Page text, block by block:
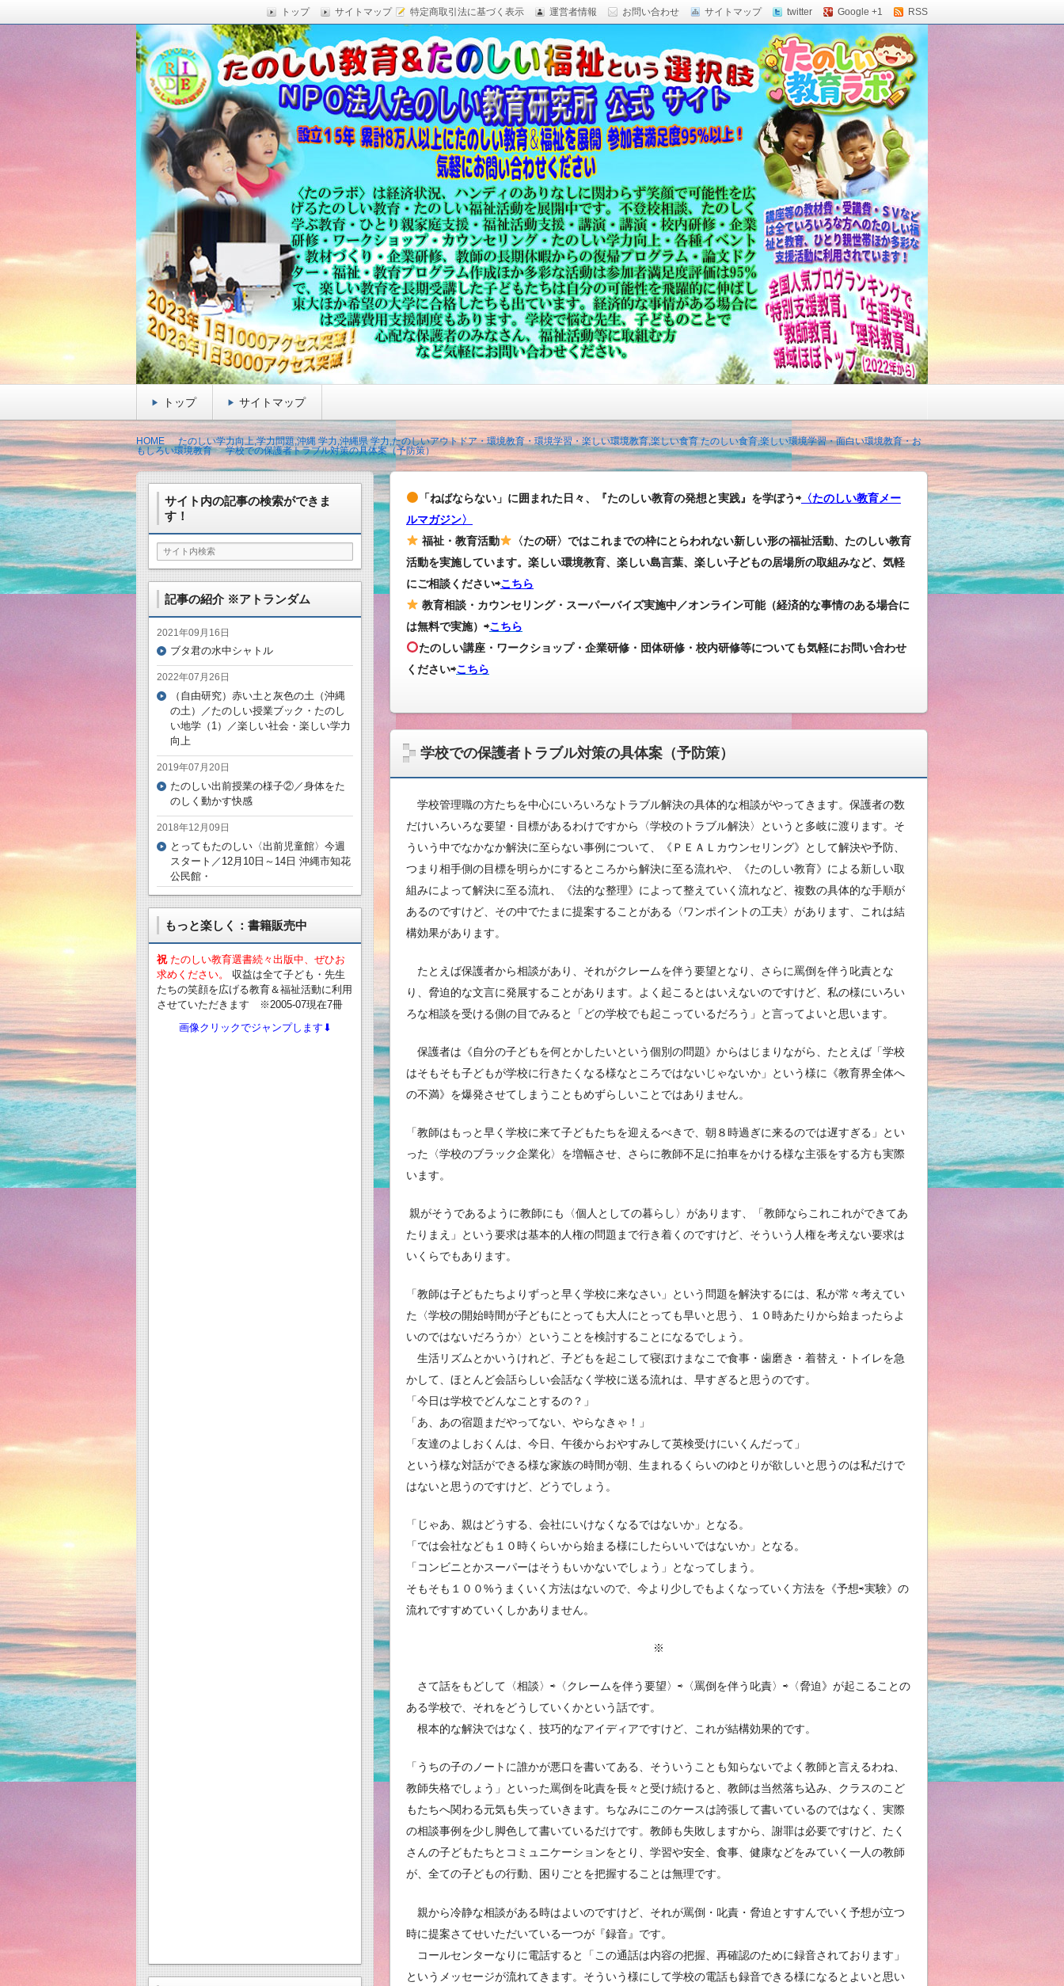
特定商取引法に基づく表示 運営者情報 お問い合わせ サイトマップ twitter Google +1 RSS
トップ サイトマップ
たのしい教育研究所（沖縄）公式サイト
楽しい授業,たのしい授業,楽しい自由研究,面白い自由研究,楽しい福祉活動,楽しい授業がした
い,RIDE,沖縄県 教育,たのしい授業,たのしい教育 日本一,Research Institute Delightful
Education,楽しい授業,教育技術,教育方法,内発的動機づけ,沖縄 学力問題,教材 ネタ,授業ネタ,学
力向上,教育技術,教育方法,沖縄 教育問題,enjoyable educationes,グッジョブ,カリスマ教師,沖縄
教員採用試験,沖縄 教育,たのしい教育,沖縄の学力,仮説実験授業,たのしい講演,楽しい講演,楽しい
科学,たのしい科学,たのしく学び 一生ものの「賢さ・学力」を,自由研究,いっきゅう先生,いっきゅ
う,いっきゅうハカセ,アドラー 心理学,面白い,沖縄 学力問題,授業名人,RIDE,PEALカウンセリン
グ,教員採用試験,名人,採用試験,合格,セミナー,研修,板倉聖宣,ＬＥＡＰカウンセリング,LEAP,学力
向上,沖縄の教育,たのしい学力,補習,読み語り,読み聞かせ,授業ネタ,授業アイディア,教育をたのし
さでクリエイトするプロフェッショなる集団,学ぶこと本来のたのしさと賢さを沖縄から世界へ,設
立四年で17000人以上に授業を実施,99％の高い評価,仮説実験授,楽しい学力向上,たのしい学力,自
由研究.しまくとぅば,島言葉,
トップ サイトマップ
HOME
たのしい学力向上,学力問題,沖縄 学力,沖縄県 学力,たのしいアウトドア・環境教育・環境学習・楽しい環境教育,楽しい食育 たのしい食育,楽しい環境学習・面白い環境教育・お
もしろい環境教育
学校での保護者トラブル対策の具体案（予防策）
「ねばならない」に囲まれた日々、『たのしい教育の発想と実践』を学ぼう⇨〈たのしい教育メー
ルマガジン〉
福祉・教育活動
〈たの研〉ではこれまでの枠にとらわれない新しい形の福祉活動、たのしい教育
活動を実施しています。楽しい環境教育、楽しい島言葉、楽しい子どもの居場所の取組みなど、気軽
にご相談ください⇨こちら
教育相談・カウンセリング・スーパーバイズ実施中／オンライン可能（経済的な事情のある場合に
は無料で実施）⇨こちら
たのしい講座・ワークショップ・企業研修・団体研修・校内研修等についても気軽にお問い合わせ
ください⇨こちら
学校での保護者トラブル対策の具体案（予防策）
学校管理職の方たちを中心にいろいろなトラブル解決の具体的な相談がやってきます。保護者の数
だけいろいろな要望・目標があるわけですから〈学校のトラブル解決〉というと多岐に渡ります。そ
ういう中でなかなか解決に至らない事例について、《ＰＥＡＬカウンセリング》として解決や予防、
つまり相手側の目標を明らかにするところから解決に至る流れや、《たのしい教育》による新しい取
組みによって解決に至る流れ、《法的な整理》によって整えていく流れなど、複数の具体的な手順が
あるのですけど、その中でたまに提案することがある〈ワンポイントの工夫〉があります、これは結
構効果があります。
たとえば保護者から相談があり、それがクレームを伴う要望となり、さらに罵倒を伴う叱責とな
り、脅迫的な文言に発展することがあります。よく起こるとはいえないのですけど、私の様にいろい
ろな相談を受ける側の目でみると「どの学校でも起こっているだろう」と言ってよいと思います。
保護者は《自分の子どもを何とかしたいという個別の問題》からはじまりながら、たとえば「学校
はそもそも子どもが学校に行きたくなる様なところではないじゃないか」という様に《教育界全体へ
の不満》を爆発させてしまうこともめずらしいことではありません。
「教師はもっと早く学校に来て子どもたちを迎えるべきで、朝８時過ぎに来るのでは遅すぎる」とい
った〈学校のブラック企業化〉を増幅させ、さらに教師不足に拍車をかける様な主張をする方も実際
います。
親がそうであるように教師にも〈個人としての暮らし〉があります、「教師ならこれこれができてあ
たりまえ」という要求は基本的人権の問題まで行き着くのですけど、そういう人権を考えない要求は
いくらでもあります。
「教師は子どもたちよりずっと早く学校に来なさい」という問題を解決するには、私が常々考えてい
た〈学校の開始時間が子どもにとっても大人にとっても早いと思う、１０時あたりから始まったらよ
いのではないだろうか〉ということを検討することになるでしょう。
生活リズムとかいうけれど、子どもを起こして寝ぼけまなこで食事・歯磨き・着替え・トイレを急
かして、ほとんど会話らしい会話なく学校に送る流れは、早すぎると思うのです。
「今日は学校でどんなことするの？」
「あ、あの宿題まだやってない、やらなきゃ！」
「友達のよしおくんは、今日、午後からおやすみして英検受けにいくんだって」
という様な対話ができる様な家族の時間が朝、生まれるくらいのゆとりが欲しいと思うのは私だけで
はないと思うのですけど、どうでしょう。
「じゃあ、親はどうする、会社にいけなくなるではないか」となる。
「では会社なども１０時くらいから始まる様にしたらいいではないか」となる。
「コンビニとかスーパーはそうもいかないでしょう」となってしまう。
そもそも１００%うまくいく方法はないので、今より少しでもよくなっていく方法を《予想⇨実験》の
流れですすめていくしかありません。
※
さて話をもどして〈相談〉⇨〈クレームを伴う要望〉⇨〈罵倒を伴う叱責〉⇨〈脅迫》が起こることの
ある学校で、それをどうしていくかという話です。
根本的な解決ではなく、技巧的なアイディアですけど、これが結構効果的です。
「うちの子のノートに誰かが悪口を書いてある、そういうことも知らないでよく教師と言えるわね、
教師失格でしょう」といった罵倒を叱責を長々と受け続けると、教師は当然落ち込み、クラスのこど
もたちへ関わる元気も失っていきます。ちなみにこのケースは誇張して書いているのではなく、実際
の相談事例を少し脚色して書いているだけです。教師も失敗しますから、謝罪は必要ですけど、たく
さんの子どもたちとコミュニケーションをとり、学習や安全、食事、健康などをみていく一人の教師
が、全ての子どもの行動、困りごとを把握することは無理です。
親から冷静な相談がある時はよいのですけど、それが罵倒・叱責・脅迫とすすんでいく予想が立つ
時に提案さてせいただいている一つが『録音』です。
コールセンターなりに電話すると「この通話は内容の把握、再確認のために録音されております」
というメッセージが流れてきます。そういう様にして学校の電話も録音できる様になるとよいと思い
サイト内の記事の検索ができま
す！
記事の紹介 ※アトランダム
2021年09月16日
ブタ君の水中シャトル
2022年07月26日
（自由研究）赤い土と灰色の土（沖縄
の土）／たのしい授業ブック・たのし
い地学（1）／楽しい社会・楽しい学力
向上
2019年07月20日
たのしい出前授業の様子②／身体をた
のしく動かす快感
2018年12月09日
とってもたのしい〈出前児童館〉今週
スタート／12月10日～14日 沖縄市知花
公民館・
もっと楽しく：書籍販売中
祝 たのしい教育選書続々出版中、ぜひお
求めください。
収益は全て子ども・先生
たちの笑顔を広げる教育＆福祉活動に利用
させていただきます ※2005-07現在7冊
画像クリックでジャンプします⬇︎